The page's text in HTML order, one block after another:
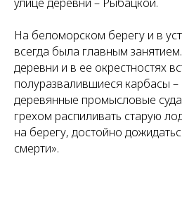
На беломорском берегу и в
всегда была главным
деревни и в ее окрестностях
полуразвалившиеся карбасы
деревянные промысловые
грехом распиливать старую
на берегу, достойно
смерти».